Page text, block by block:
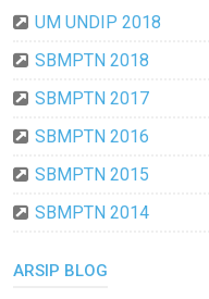
UM UNDIP 2018
SBMPTN 2018
SBMPTN 2017
SBMPTN 2016
SBMPTN 2015
SBMPTN 2014
ARSIP BLOG